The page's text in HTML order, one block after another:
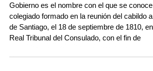
Gobierno es el nombre con el que se
colegiado formado en la reunión del cabildo
de Santiago, el 18 de septiembre de 1810,
Real Tribunal del Consulado, con el fin de